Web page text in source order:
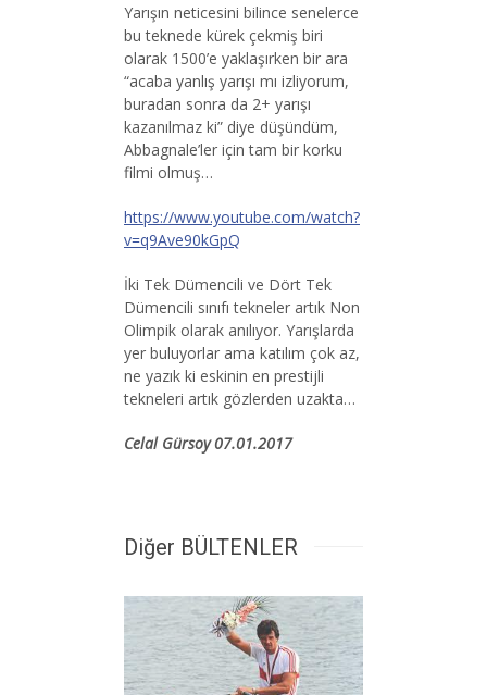
Yarışın neticesini bilince senelerce
bu teknede kürek çekmiş biri
olarak 1500’e yaklaşırken bir ara
“acaba yanlış yarışı mı izliyorum,
buradan sonra da 2+ yarışı
kazanılmaz ki” diye düşündüm,
Abbagnale’ler için tam bir korku
filmi olmuş…
https://www.youtube.com/watch?
v=q9Ave90kGpQ
İki Tek Dümencili ve Dört Tek
Dümencili sınıfı tekneler artık Non
Olimpik olarak anılıyor. Yarışlarda
yer buluyorlar ama katılım çok az,
ne yazık ki eskinin en prestijli
tekneleri artık gözlerden uzakta…
Celal Gürsoy 07.01.2017
Diğer BÜLTENLER